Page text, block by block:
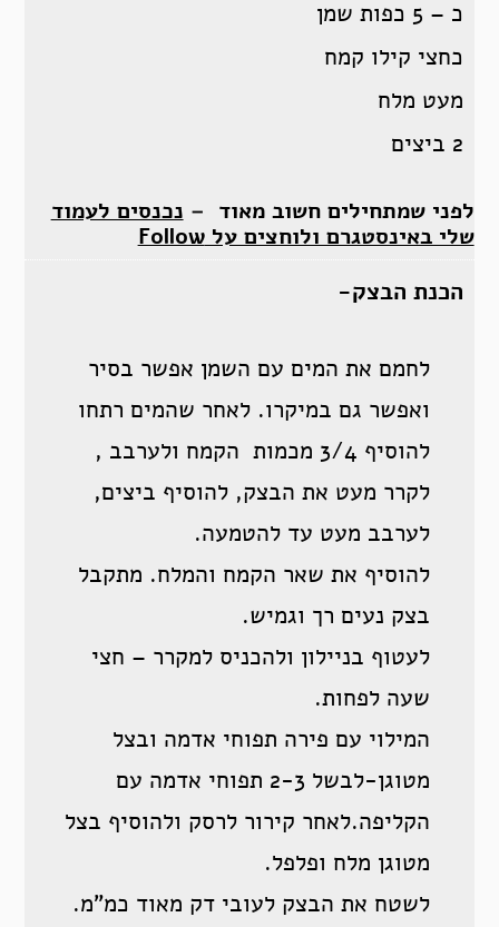
כ – 5 כפות שמן
כחצי קילו קמח
מעט מלח
2 ביצים
לפני שמתחילים חשוב מאוד – נכנסים לעמוד
שלי באינסטגרם ולוחצים על Follow
הכנת הבצק-
לחמם את המים עם השמן אפשר בסיר
ואפשר גם במיקרו. לאחר שהמים רתחו
להוסיף 3/4 מכמות הקמח ולערבב ,
לקרר מעט את הבצק, להוסיף ביצים,
לערבב מעט עד להטמעה.
להוסיף את שאר הקמח והמלח. מתקבל
בצק נעים רך וגמיש.
לעטוף בניילון ולהכניס למקרר – חצי
שעה לפחות.
המילוי עם פירה תפוחי אדמה ובצל
מטוגן-לבשל 2-3 תפוחי אדמה עם
הקליפה.לאחר קירור לרסק ולהוסיף בצל
מטוגן מלח ופלפל.
לשטח את הבצק לעובי דק מאוד כמ”מ.